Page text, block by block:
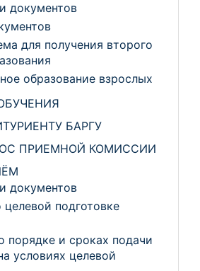
документов
для получения второго
образование взрослых
БАРГУ
ПРИЕМНОЙ КОМИССИИ
документов
подготовке
порядке и сроках подачи
условиях целевой